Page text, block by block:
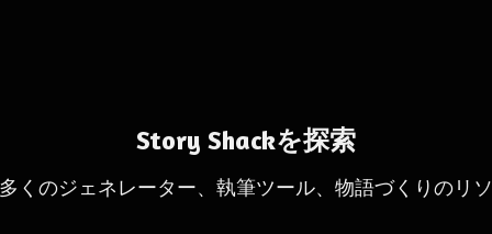
Story Shackを探索
くのジェネレーター、執筆ツール、物語づくりのリ